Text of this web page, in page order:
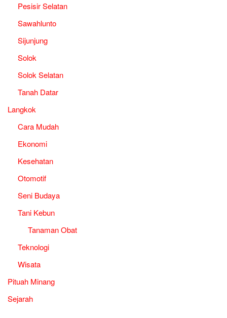
Pesisir Selatan
Sawahlunto
Sijunjung
Solok
Solok Selatan
Tanah Datar
Langkok
Cara Mudah
Ekonomi
Kesehatan
Otomotif
Seni Budaya
Tani Kebun
Tanaman Obat
Teknologi
Wisata
Pituah Minang
Sejarah